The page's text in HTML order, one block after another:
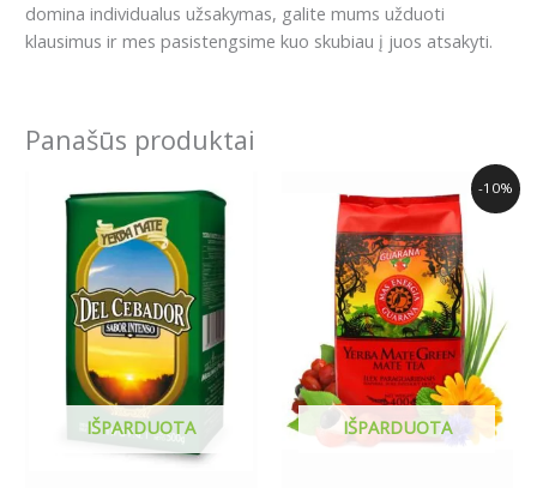
domina individualus užsakymas, galite mums užduoti
klausimus ir mes pasistengsime kuo skubiau į juos atsakyti.
Panašūs produktai
IŠPARDUOTA
-10%
IŠPARDUOTA
Price
range:
8.99€
through
18.99€
product
has
multiple
variants.
The
options
may
be
chosen